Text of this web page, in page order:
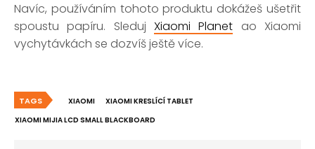
Navíc, používáním tohoto produktu dokážeš ušetřit
spoustu papíru. Sleduj Xiaomi Planet ao Xiaomi
vychytávkách se dozvíš ještě více.
TAGS XIAOMI
XIAOMI KRESLÍCÍ TABLET
XIAOMI MIJIA LCD SMALL BLACKBOARD